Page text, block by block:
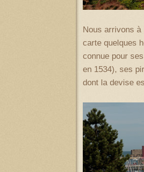
Nous arrivons à
carte quelques
connue pour
en 1534), ses
dont la devise